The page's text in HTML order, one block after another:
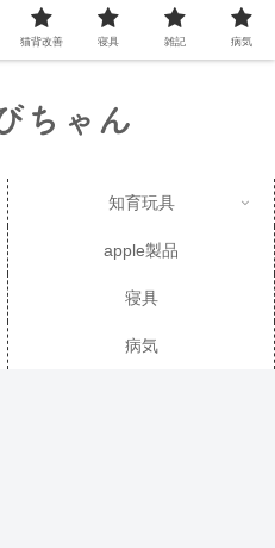
知育玩具
apple製品
寝具
病気
猫背改善 寝具 雑記 病気